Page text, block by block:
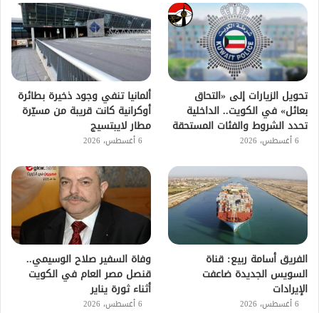
تحويل الزيارات إلى «التحاق
بعائل» في الكويت.. الداخلية
تحدد الشروط والفئات المستحقة
6 أغسطس، 2026
ألمانيا تنفي وجود ذخيرة بطائرة
أوكرانية كانت قريبة من مسيّرة
مطار لايبتسيج
6 أغسطس، 2026
الفريق أسامة ربيع: قناة
السويس الجديدة ضاعفت
الإيرادات
6 أغسطس، 2026
وفاة السفير صلاح الوسيمي..
قنصل مصر العام في الكويت
أثناء ثورة يناير
6 أغسطس، 2026